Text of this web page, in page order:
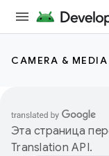
CAMERA & MEDIA
Эта страница
Translation API.